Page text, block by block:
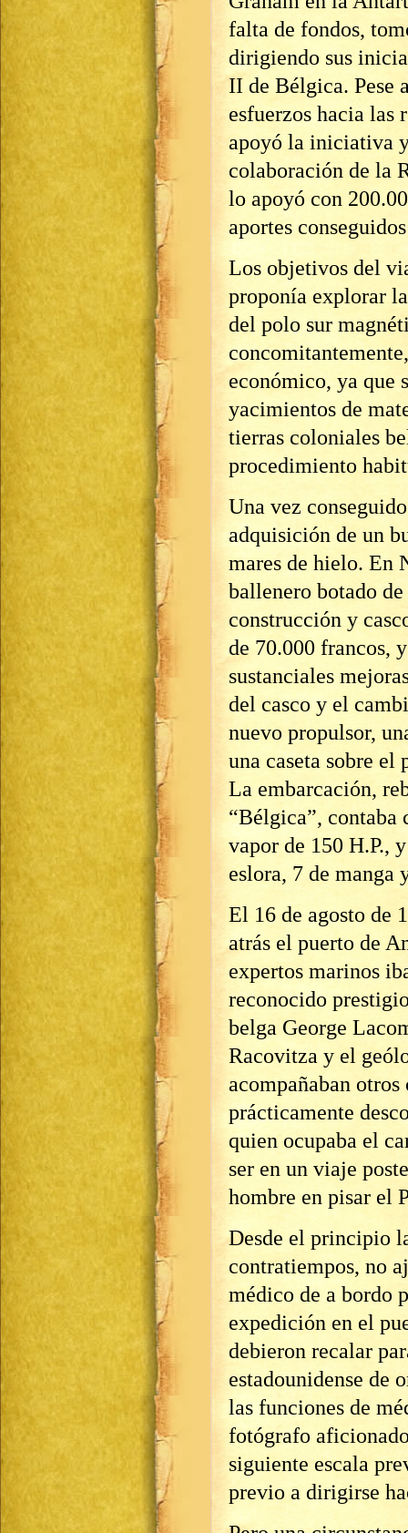
falta de fondos,
dirigiendo sus
II de Bélgica. Pese
esfuerzos hacia las
apoyó la iniciativa
colaboración de la
lo apoyó con
aportes
Los objetivos del
proponía explorar
del polo sur
económico, ya que
yacimientos de
tierras coloniales
procedimiento
Una vez
adquisición de un
mares de hielo. En
ballenero botado
construcción y
de 70.000 francos,
sustanciales
del casco y el
nuevo propulsor,
una caseta sobre el
La embarcación,
“Bélgica”, contaba
vapor de 150 H.P.,
eslora, 7 de manga
El 16 de agosto de
atrás el puerto de
expertos marinos
reconocido
belga George
Racovitza y el
acompañaban
prácticamente
quien ocupaba el
ser en un viaje
hombre en pisar el
Desde el principio
contratiempos, no
médico de a bordo
expedición en el
debieron recalar
estadounidense de
las funciones de
fotógrafo
siguiente escala
previo a dirigirse